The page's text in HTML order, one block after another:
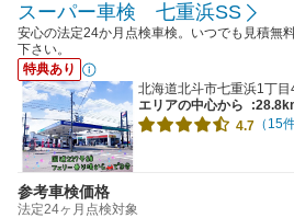
スーパー車検 七重浜SS
安心の法定24か月点検車検。いつでも見積無
下さい。
特典あり
北海道北斗市七重浜1丁
エリアの中心から
4.7 （15
参考車検価格
法定24ヶ月点検対象